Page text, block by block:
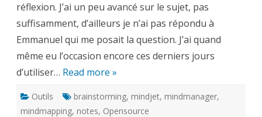
réflexion. J’ai un peu avancé sur le sujet, pas
suffisamment, d’ailleurs je n’ai pas répondu à
Emmanuel qui me posait la question. J’ai quand
même eu l’occasion encore ces derniers jours
d’utiliser… Read more »
Outils brainstorming, mindjet, mindmanager,
mindmapping, notes, Opensource